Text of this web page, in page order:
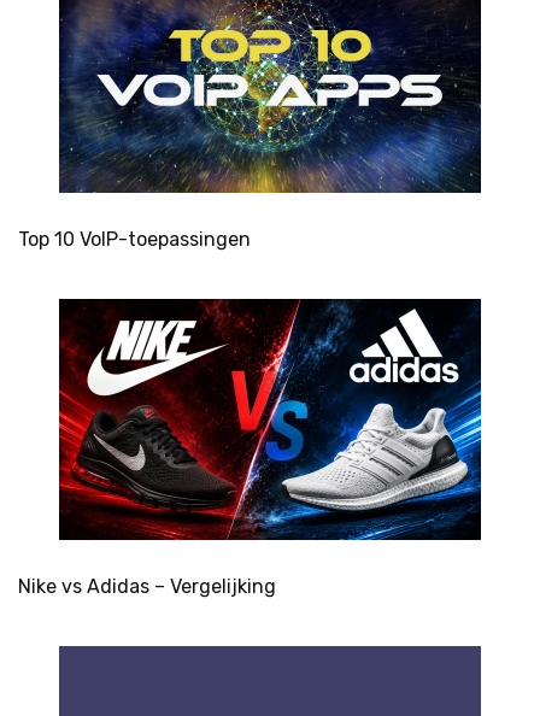
Top 10 VoIP-toepassingen
Nike vs Adidas – Vergelijking